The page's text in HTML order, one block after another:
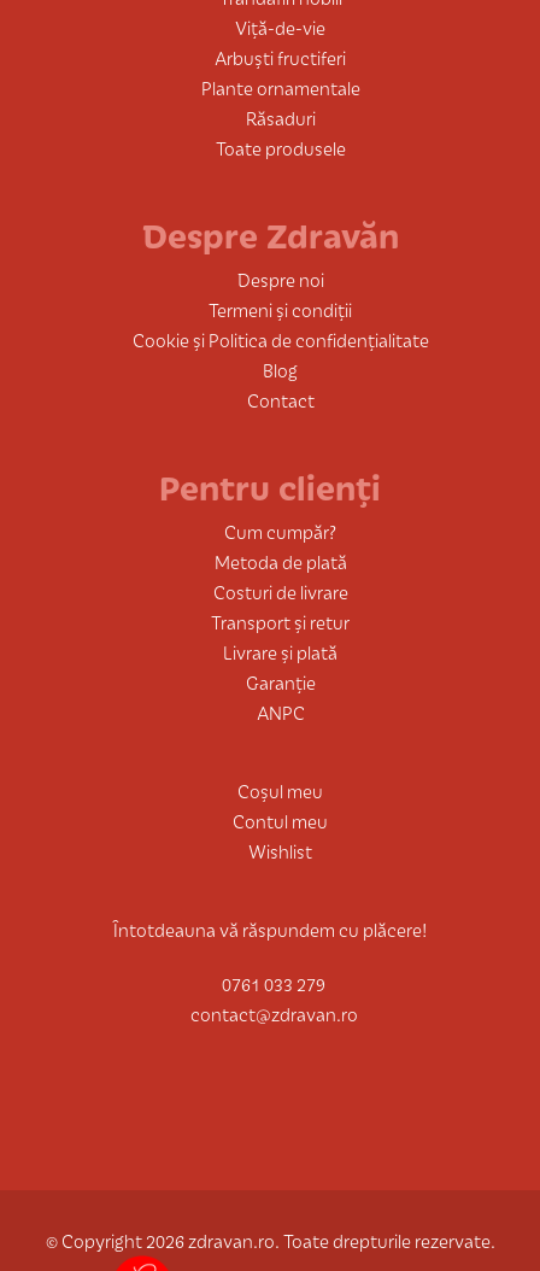
Viță-de-vie
Arbuști fructiferi
Plante ornamentale
Răsaduri
Toate produsele
Despre Zdravăn
Despre noi
Termeni și condiții
Cookie și Politica de confidențialitate
Blog
Contact
Pentru clienți
Cum cumpăr?
Metoda de plată
Costuri de livrare
Transport și retur
Livrare și plată
Garanție
ANPC
Coșul meu
Contul meu
Wishlist
Întotdeauna vă răspundem cu plăcere!
0761 033 279
contact@zdravan.ro
© Copyright 2026 zdravan.ro. Toate drepturile rezervate.